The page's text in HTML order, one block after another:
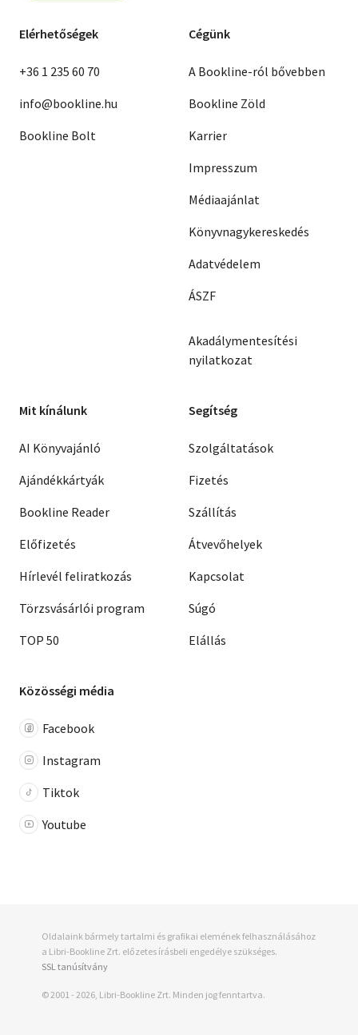
Elérhetőségek
+36 1 235 60 70
info@bookline.hu
Bookline Bolt
Cégünk
A Bookline-ról bővebben
Bookline Zöld
Karrier
Impresszum
Médiaajánlat
Könyvnagykereskedés
Adatvédelem
ÁSZF
Akadálymentesítési
nyilatkozat
Mit kínálunk
AI Könyvajánló
Ajándékkártyák
Bookline Reader
Előfizetés
Hírlevél feliratkozás
Törzsvásárlói program
TOP 50
Segítség
Szolgáltatások
Fizetés
Szállítás
Átvevőhelyek
Kapcsolat
Súgó
Elállás
Közösségi média
Facebook
Instagram
Tiktok
Youtube
Oldalaink bármely tartalmi és grafikai elemének felhasználásához
a Libri-Bookline Zrt. előzetes írásbeli engedélye szükséges.
SSL tanúsítvány
© 2001 - 2026, Libri-Bookline Zrt. Minden jog fenntartva.